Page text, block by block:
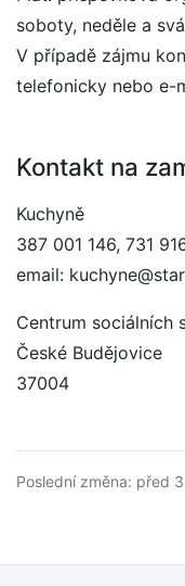
soboty, neděle a
V případě zájmu
telefonicky nebo e-
Kontakt na
Kuchyně
387 001 146, 731
email:
Centrum sociálních
České Budějovice
37004
Poslední změna: před